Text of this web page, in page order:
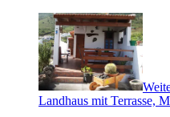
Landhaus mit Terrasse,